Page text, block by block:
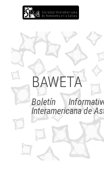
BAWETA
Boletín
Interamericana de